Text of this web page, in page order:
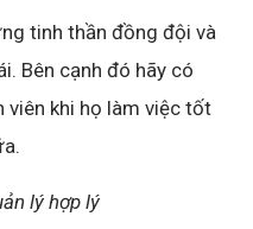
tinh thần đồng đội và
Bên cạnh đó hãy có
viên khi họ làm việc tốt
lý hợp lý